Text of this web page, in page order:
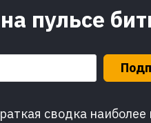
пульсе
сводка